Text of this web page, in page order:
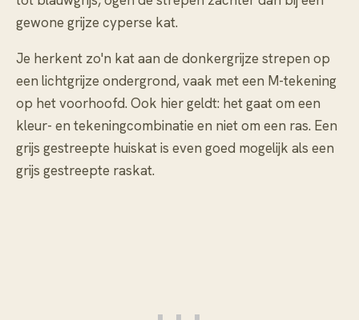
gewone grijze cyperse kat.
Je herkent zo'n kat aan de donkergrijze strepen op
een lichtgrijze ondergrond, vaak met een M-tekening
op het voorhoofd. Ook hier geldt: het gaat om een
kleur- en tekeningcombinatie en niet om een ras. Een
grijs gestreepte huiskat is even goed mogelijk als een
grijs gestreepte raskat.